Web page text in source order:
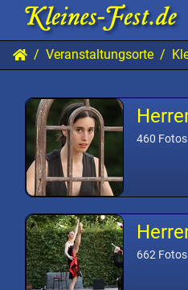
Veranstaltungsorte
460 Fotos
662 Fotos